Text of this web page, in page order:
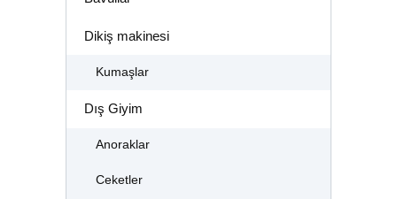
Dikiş makinesi
Kumaşlar
Dış Giyim
Anoraklar
Ceketler